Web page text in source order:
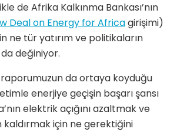
de Afrika Kalkınma Bankası’nın
Deal on Energy for Africagirişimi)
ne tür yatırım ve politikaların
değiniyor.
raporumuzun da ortaya koyduğu
enerjiye geçişin başarı şansı
elektrik açığını azaltmak ve
için ne gerektiğini